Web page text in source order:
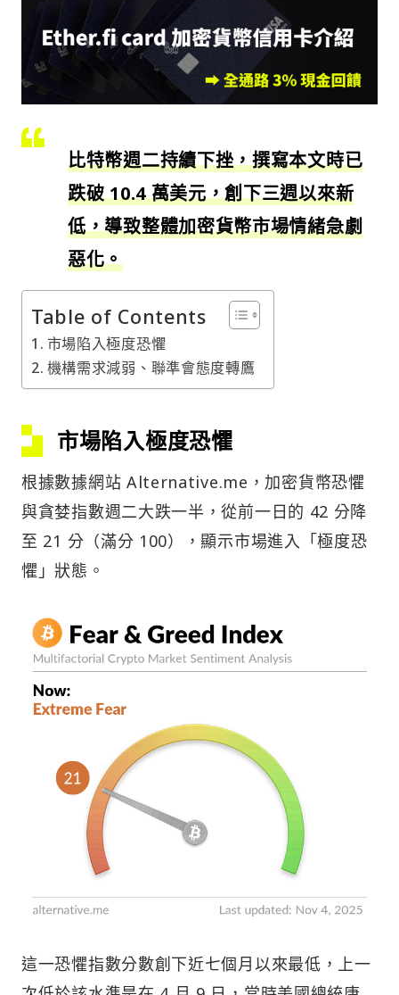
比特幣週二持續下挫，撰寫本文時已
跌破 10.4 萬美元，創下三週以來新
低，導致整體加密貨幣市場情緒急劇
惡化。
Table of Contents
市場陷入極度恐懼
機構需求減弱、聯準會態度轉鷹
市場陷入極度恐懼
根據數據網站 Alternative.me，加密貨幣恐懼
與貪婪指數週二大跌一半，從前一日的 42 分降
至 21 分（滿分 100），顯示市場進入「極度恐
懼」狀態。
這一恐懼指數分數創下近七個月以來最低，上一